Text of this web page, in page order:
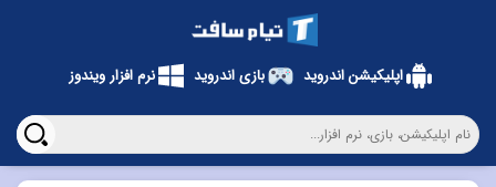
اپلیکیشن اندروید بازی اندروید نرم افزار ویندوز